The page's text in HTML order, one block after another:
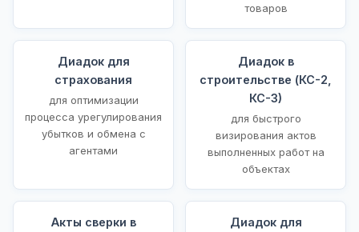
товаров
Диадок для
страхования
для оптимизации
процесса урегулирования
убытков и обмена с
агентами
Диадок в
строительстве (КС-2,
КС-3)
для быстрого
визирования актов
выполненных работ на
объектах
Акты сверки в
Диадок для